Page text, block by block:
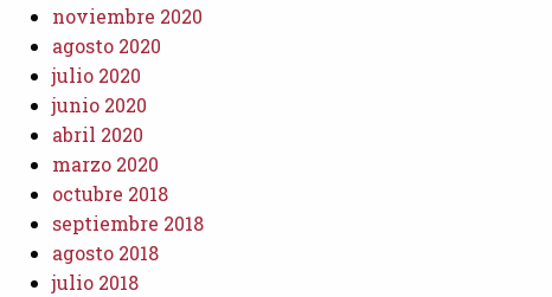
noviembre 2020
agosto 2020
julio 2020
junio 2020
abril 2020
marzo 2020
octubre 2018
septiembre 2018
agosto 2018
julio 2018